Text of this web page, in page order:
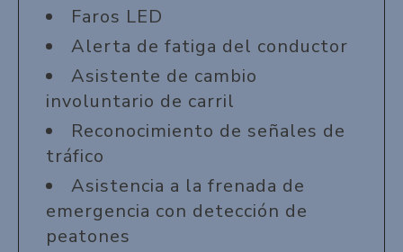
Faros LED
Alerta de fatiga del conductor
Asistente de cambio
involuntario de carril
Reconocimiento de señales de
tráfico
Asistencia a la frenada de
emergencia con detección de
peatones